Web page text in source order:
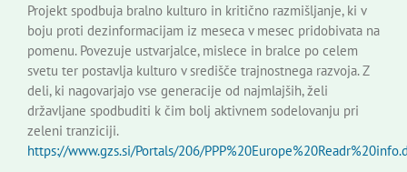
Koristne informacije
Projekt spodbuja bralno kulturo in kritično razmišljanje, ki v
boju proti dezinformacijam iz meseca v mesec pridobivata na
pomenu. Povezuje ustvarjalce, mislece in bralce po celem
svetu ter postavlja kulturo v središče trajnostnega razvoja. Z
deli, ki nagovarjajo vse generacije od najmlajših, želi
državljane spodbuditi k čim bolj aktivnem sodelovanju pri
zeleni tranziciji.
https://www.gzs.si/Portals/206/